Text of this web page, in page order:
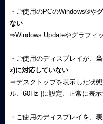
・ご使用のPCのWindows®や
ない
⇒Windows Updateやグラフィ
・ご使用のディスプレイが、
z)に対応していない
⇒デスクトップを表示した状
ル、60Hz ]に設定、正常に表
・ご使用のディスプレイを、